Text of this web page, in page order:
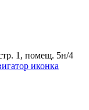
1, помещ. 5н/4